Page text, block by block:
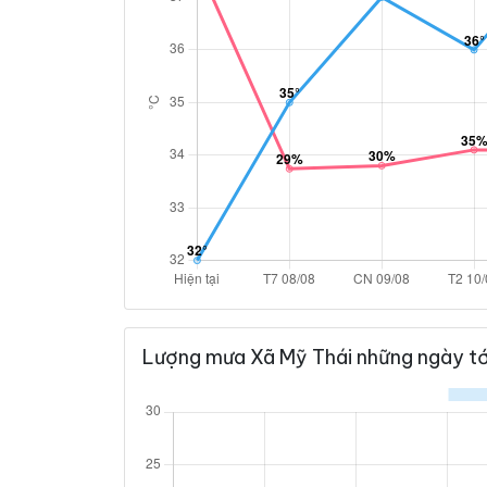
Lượng mưa Xã Mỹ Thái những ngày